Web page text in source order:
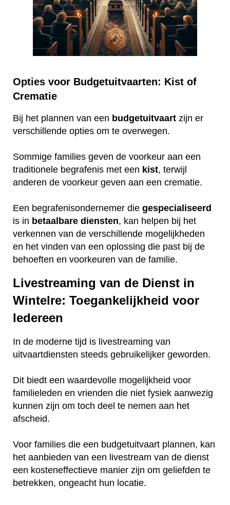
Opties voor Budgetuitvaarten: Kist of
Crematie
Bij het plannen van een budgetuitvaart zijn er
verschillende opties om te overwegen.
Sommige families geven de voorkeur aan een
traditionele begrafenis met een kist, terwijl
anderen de voorkeur geven aan een crematie.
Een begrafenisondernemer die gespecialiseerd
is in betaalbare diensten, kan helpen bij het
verkennen van de verschillende mogelijkheden
en het vinden van een oplossing die past bij de
behoeften en voorkeuren van de familie.
Livestreaming van de Dienst in
Wintelre: Toegankelijkheid voor
Iedereen
In de moderne tijd is livestreaming van
uitvaartdiensten steeds gebruikelijker geworden.
Dit biedt een waardevolle mogelijkheid voor
familieleden en vrienden die niet fysiek aanwezig
kunnen zijn om toch deel te nemen aan het
afscheid.
Voor families die een budgetuitvaart plannen, kan
het aanbieden van een livestream van de dienst
een kosteneffectieve manier zijn om geliefden te
betrekken, ongeacht hun locatie.